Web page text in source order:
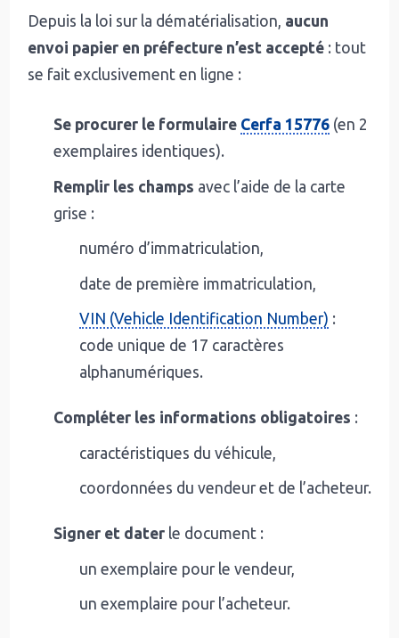
Depuis la loi sur la dématérialisation, aucun
envoi papier en préfecture n’est accepté : tout
se fait exclusivement en ligne :
Se procurer le formulaire Cerfa 15776 (en 2
exemplaires identiques).
Remplir les champs avec l’aide de la carte
grise :
numéro d’immatriculation,
date de première immatriculation,
VIN (Vehicle Identification Number) :
code unique de 17 caractères
alphanumériques.
Compléter les informations obligatoires :
caractéristiques du véhicule,
coordonnées du vendeur et de l’acheteur.
Signer et dater le document :
un exemplaire pour le vendeur,
un exemplaire pour l’acheteur.